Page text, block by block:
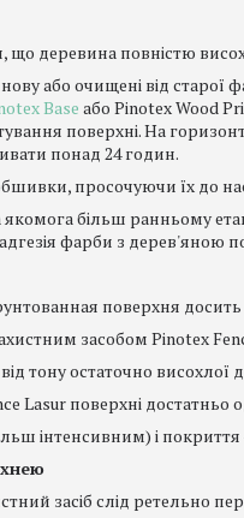
деревина повністю
або очищені від старої
Base або Pinotex Wood
поверхні. На
понад 24 годин.
просочуючи їх до
якомога більш ранньому
фарби з дерев'яною
поверхня досить
засобом Pinotex
тону остаточно висохлої
Lasur поверхні достатньо
інтенсивним) і
засіб слід ретельно